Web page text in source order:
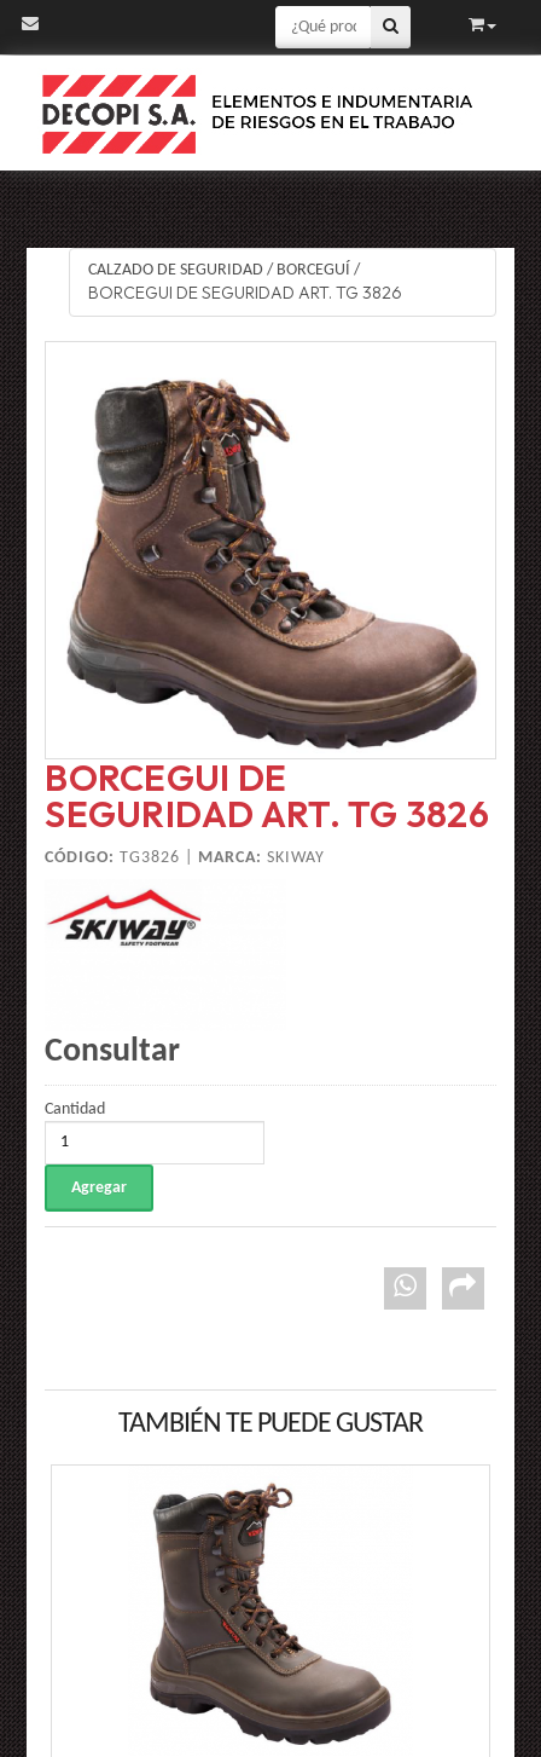
CALZADO DE SEGURIDAD / BORCEGUÍ /
BORCEGUI DE SEGURIDAD ART. TG 3826
BORCEGUI DE
SEGURIDAD ART. TG 3826
CÓDIGO: TG3826 | MARCA: SKIWAY
Consultar
Cantidad
TAMBIÉN TE PUEDE GUSTAR